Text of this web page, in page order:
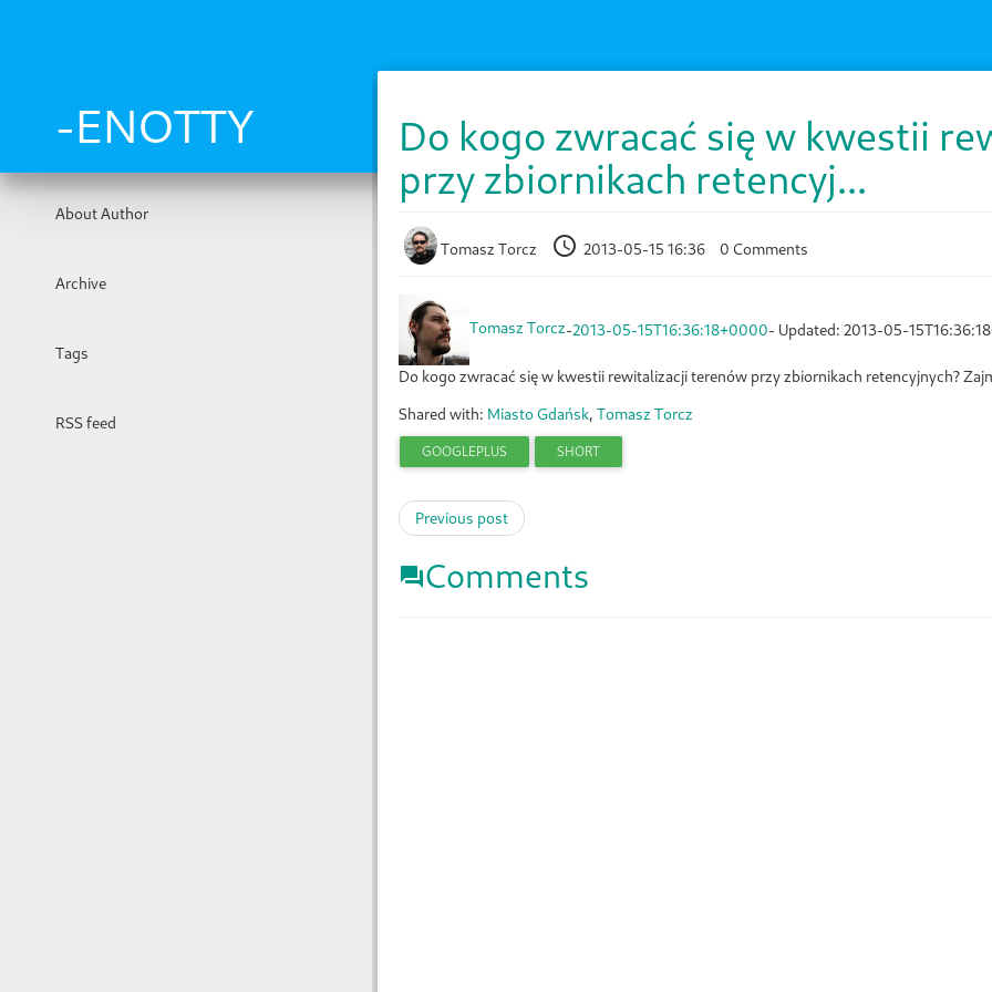
-ENOTTY
About Author
Archive
Tags
RSS feed
Do kogo zwracać się w kwestii
przy zbiornikach retencyj...
Tomasz Torcz 2013-05-15 16:36 0 Comments
Tomasz Torcz-2013-05-15T16:36:18+0000- Updated: 2013-05-
Do kogo zwracać się w kwestii rewitalizacji terenów przy zbiornikach retencyjnych?
Shared with: Miasto Gdańsk, Tomasz Torcz
GOOGLEPLUS SHORT
Previous post
Comments